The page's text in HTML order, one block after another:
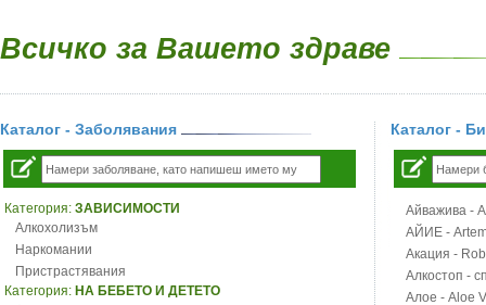
Всичко за Вашето здраве
Каталог - Заболявания
Категория: ЗАВИСИМОСТИ
Алкохолизъм
Наркомании
Пристрастявания
Категория: НА БЕБЕТО И ДЕТЕТО
Каталог -
Айважива -
АЙИЕ -
Акация -
Алкостоп -
Алое - Aloe